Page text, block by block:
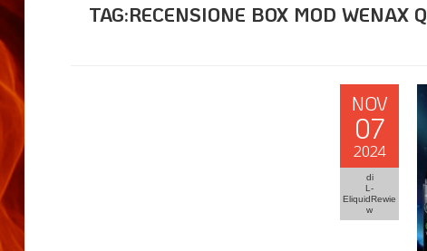
TAG:RECENSIONE BOX MOD WENAX Q
NOV
07
2024
di
L-
EliquidRewie
w